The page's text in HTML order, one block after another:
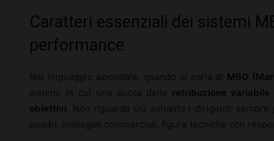
Caratteri essenziali dei sistemi
performance
Nel linguaggio aziendale, quando si parla di MBO
sistemi in cui una quota della retribuzione variabile
obiettivi . Non riguarda più soltanto i dirigenti:
quadri, impiegati commerciali, figure tecniche con